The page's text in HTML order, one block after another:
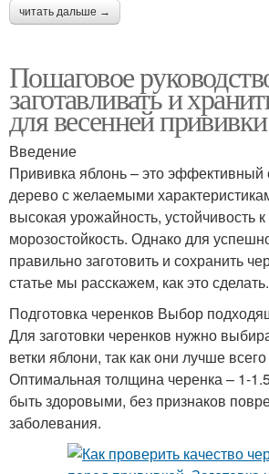
читать дальше →
Пошаговое
заготавливать и
для весенней
Введение
Прививка яблонь – это эффективный
дерево с желаемыми
высокая урожайность, устойчивость
морозостойкость. Однако для
правильно заготовить и сохранить
статье мы расскажем, как это сделать.
Подготовка черенков Выбор
Для заготовки черенков нужно
ветки яблони, так как они лучше
Оптимальная толщина черенка – 1-
быть здоровыми, без признаков
заболевания.